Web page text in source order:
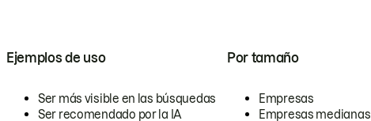
Ejemplos de uso
Ser más visible en las búsquedas
Ser recomendado por la IA
Por tamaño
Empresas
Empresas medianas